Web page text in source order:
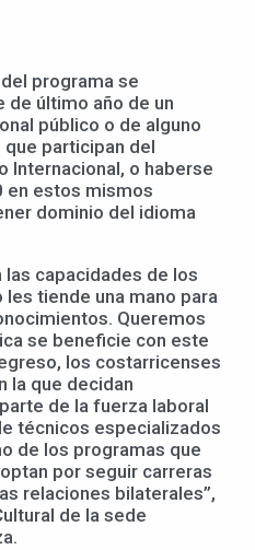
programa se
de último año de un
público o de alguno
participan del
Internacional, o haberse
en estos mismos
dominio del idioma
las capacidades de los
tiende una mano para
Queremos
se beneficie con este
los costarricenses
la que decidan
de la fuerza laboral
técnicos especializados
de los programas que
por seguir carreras
relaciones bilaterales”,
de la sede